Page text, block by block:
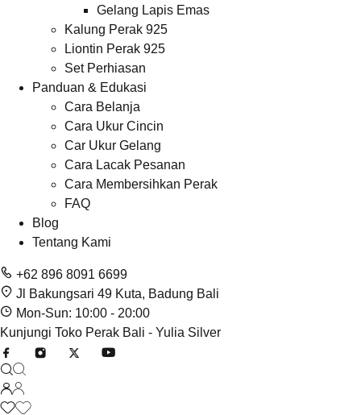
Gelang Lapis Emas
Kalung Perak 925
Liontin Perak 925
Set Perhiasan
Panduan & Edukasi
Cara Belanja
Cara Ukur Cincin
Car Ukur Gelang
Cara Lacak Pesanan
Cara Membersihkan Perak
FAQ
Blog
Tentang Kami
+62 896 8091 6699
Jl Bakungsari 49 Kuta, Badung Bali
Mon-Sun: 10:00 - 20:00
Kunjungi Toko Perak Bali - Yulia Silver